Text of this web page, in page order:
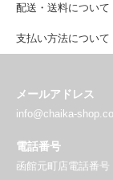
配送・送料について
支払い方法について
メールアドレス
info@chaika-
電話番号
函館元町店電話番号